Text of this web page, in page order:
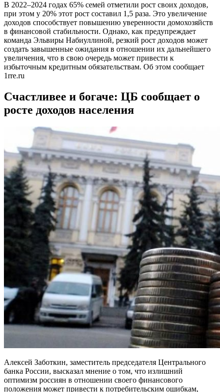
В 2022–2024 годах 65% семей отметили рост своих доходов,
при этом у 20% этот рост составил 1,5 раза. Это увеличение
доходов способствует повышению уверенности домохозяйств
в финансовой стабильности. Однако, как предупреждает
команда Эльвиры Набиуллиной, резкий рост доходов может
создать завышенные ожидания в отношении их дальнейшего
увеличения, что в свою очередь может привести к
избыточным кредитным обязательствам. Об этом сообщает
1rre.ru
Счастливее и богаче: ЦБ сообщает о
росте доходов населения
Алексей Заботкин, заместитель председателя Центрального
банка России, высказал мнение о том, что излишний
оптимизм россиян в отношении своего финансового
положения может привести к потребительским ошибкам,